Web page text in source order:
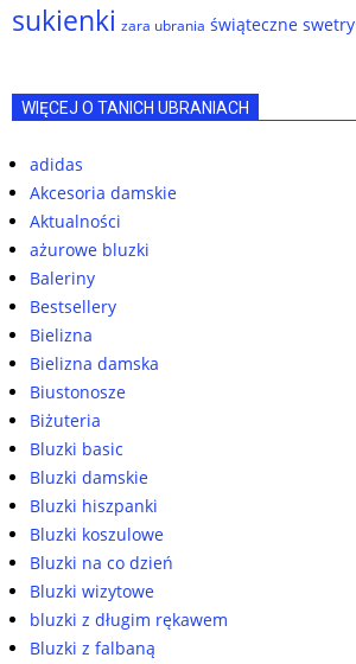
sukienki zara ubrania świąteczne swetry
WIĘCEJ O TANICH UBRANIACH
adidas
Akcesoria damskie
Aktualności
ażurowe bluzki
Baleriny
Bestsellery
Bielizna
Bielizna damska
Biustonosze
Biżuteria
Bluzki basic
Bluzki damskie
Bluzki hiszpanki
Bluzki koszulowe
Bluzki na co dzień
Bluzki wizytowe
bluzki z długim rękawem
Bluzki z falbaną